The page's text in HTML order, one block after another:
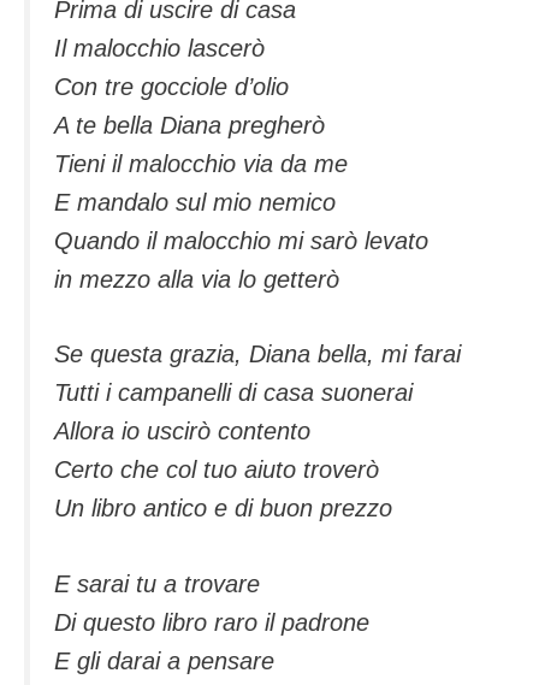
Prima di uscire di casa
Il malocchio lascerò
Con tre gocciole d’olio
A te bella Diana pregherò
Tieni il malocchio via da me
E mandalo sul mio nemico
Quando il malocchio mi sarò levato
in mezzo alla via lo getterò
Se questa grazia, Diana bella, mi farai
Tutti i campanelli di casa suonerai
Allora io uscirò contento
Certo che col tuo aiuto troverò
Un libro antico e di buon prezzo
E sarai tu a trovare
Di questo libro raro il padrone
E gli darai a pensare